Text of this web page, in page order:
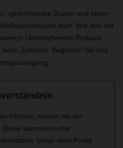
geschmückte Buden und einen
läuft. Wie das mit
Unternehmens-Podcast
Zuhören. Begleiten Sie uns
können, nutzen wir die
sammeln unter
Unter dem Punkt